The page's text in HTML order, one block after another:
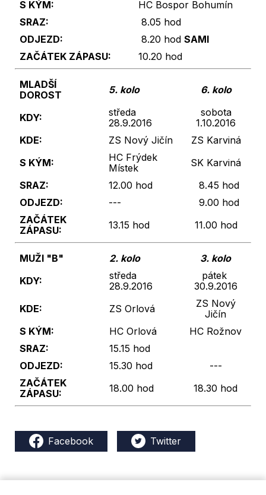
S KÝM:
HC Bospor Bohumín
SRAZ:
8.05 hod
ODJEZD:
8.20 hod SAMI
ZAČÁTEK ZÁPASU:
10.20 hod
MLADŠÍ
DOROST
5. kolo 6. kolo
KDY:
středa
28.9.2016
sobota
1.10.2016
KDE:
ZS Nový Jičín
ZS Karviná
S KÝM:
HC Frýdek
Místek
SK Karviná
SRAZ:
12.00 hod
8.45 hod
ODJEZD:
---
9.00 hod
ZAČÁTEK
ZÁPASU:
13.15 hod 11.00 hod
MUŽI "B" 2. kolo
3. kolo
KDY:
středa
28.9.2016
pátek
30.9.2016
KDE:
ZS Orlová
ZS Nový
Jičín
S KÝM:
HC Orlová
HC Rožnov
SRAZ:
15.15 hod
ODJEZD:
15.30 hod
---
ZAČÁTEK
ZÁPASU:
18.00 hod 18.30 hod
Facebook Twitter